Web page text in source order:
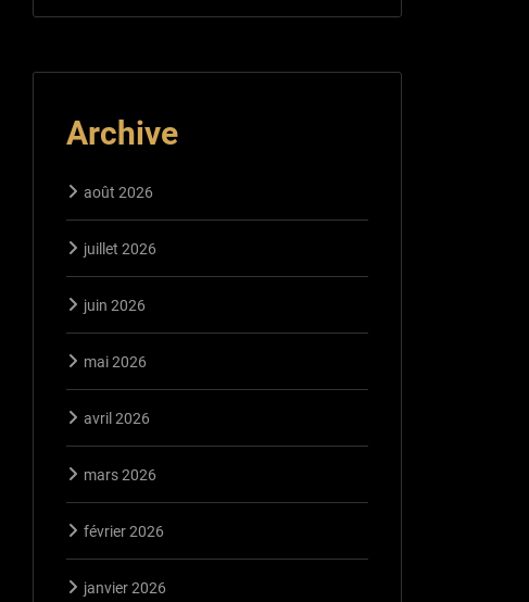
Archive
août 2026
juillet 2026
juin 2026
mai 2026
avril 2026
mars 2026
février 2026
janvier 2026